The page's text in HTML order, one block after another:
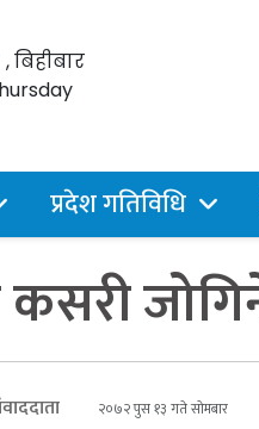
बिहीबार
प्रदेश गतिविधि
कसरी
२०७२ पुस १३ गते सोमबार